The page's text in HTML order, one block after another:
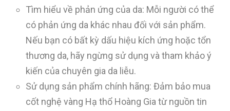
Tìm hiểu về phản ứng của da: Mỗi người có thể
có phản ứng da khác nhau đối với sản phẩm.
Nếu bạn có bất kỳ dấu hiệu kích ứng hoặc tổn
thương da, hãy ngừng sử dụng và tham khảo ý
kiến của chuyên gia da liễu.
Sử dụng sản phẩm chính hãng: Đảm bảo mua
cốt nghệ vàng Hạ thổ Hoàng Gia từ nguồn tin